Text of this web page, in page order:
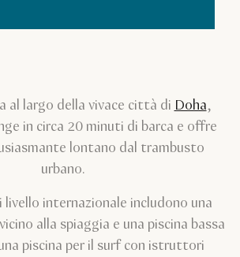
al largo della vivace città diDoha,
in circa 20 minuti di barca e offre
lontano dal trambusto
urbano.
internazionale includono una
alla spiaggia e una piscina bassa
piscina per il surf con istruttori